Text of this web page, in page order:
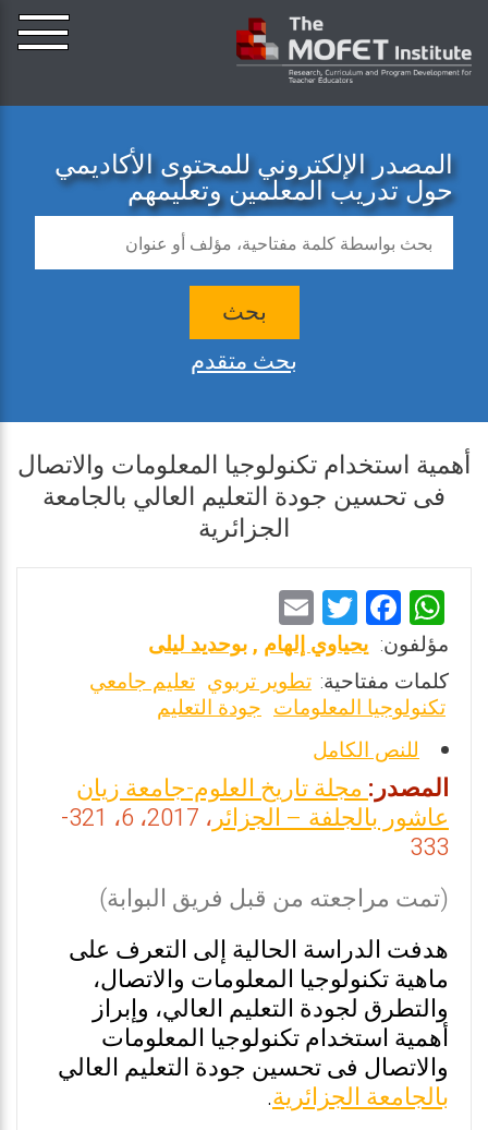
المصدر الإلكتروني للمحتوى الأكاديمي
حول تدريب المعلمين وتعليمهم
بحث
بحث متقدم
أهمية استخدام تكنولوجيا المعلومات والاتصال
فى تحسين جودة التعليم العالي بالجامعة
الجزائرية
W
h
at
s
A
p
p
F
a
ce
b
o
o
k
T
wi
tt
er
m
ai
l
مؤلفون: يحياوي إلهام ,بوحديد ليلى
كلمات مفتاحية: تطوير تربوي تعليم جامعي
تكنولوجيا المعلومات جودة التعليم
للنص الكامل
المصدر:مجلة تاريخ العلوم-جامعة زيان
عاشور بالجلفة – الجزائر
، 2017، 6، 321-
333
(تمت مراجعته من قبل فريق البوابة)
هدفت الدراسة الحالية إلى التعرف على
ماهية تكنولوجيا المعلومات والاتصال،
والتطرق لجودة التعليم العالي، وإبراز
أهمية استخدام تكنولوجيا المعلومات
والاتصال فى تحسين جودة التعليم العالي
بالجامعة الجزائرية.